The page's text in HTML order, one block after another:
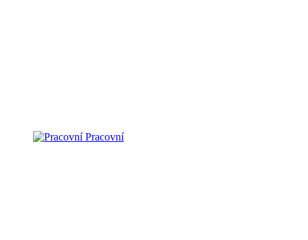
Pracovní